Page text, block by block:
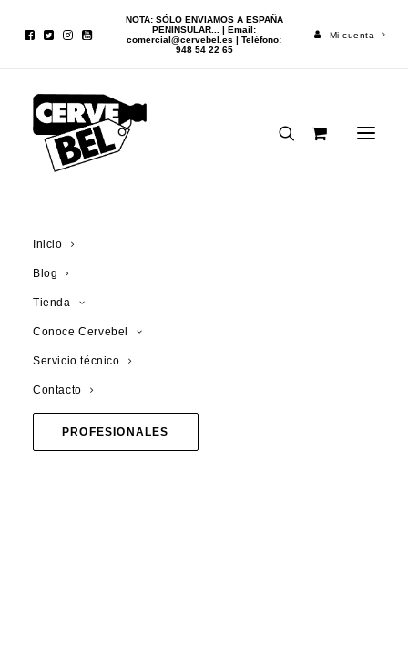
NOTA: SÓLO ENVIAMOS A ESPAÑA
PENINSULAR... | Email:
comercial@cervebel.es | Teléfono:
948 54 22 65
Mi cuenta
Inicio
Blog
Tienda
Conoce Cervebel
Servicio técnico
Contacto
PROFESIONALES
Inicio
Cerveza
Oude Gueuze Anniversary Blend 2022 Cuvée
Francisca 75cl